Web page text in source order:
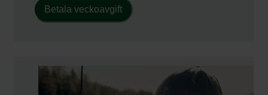
Betala veckoavgift